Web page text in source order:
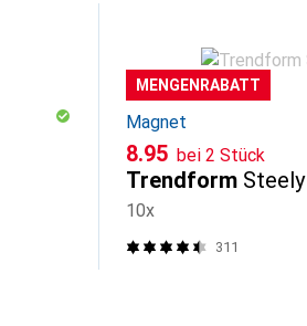
MENGENRABATT
Magnet
CHF
8.95 bei 2 Stück
Trendform Steely
10x
311